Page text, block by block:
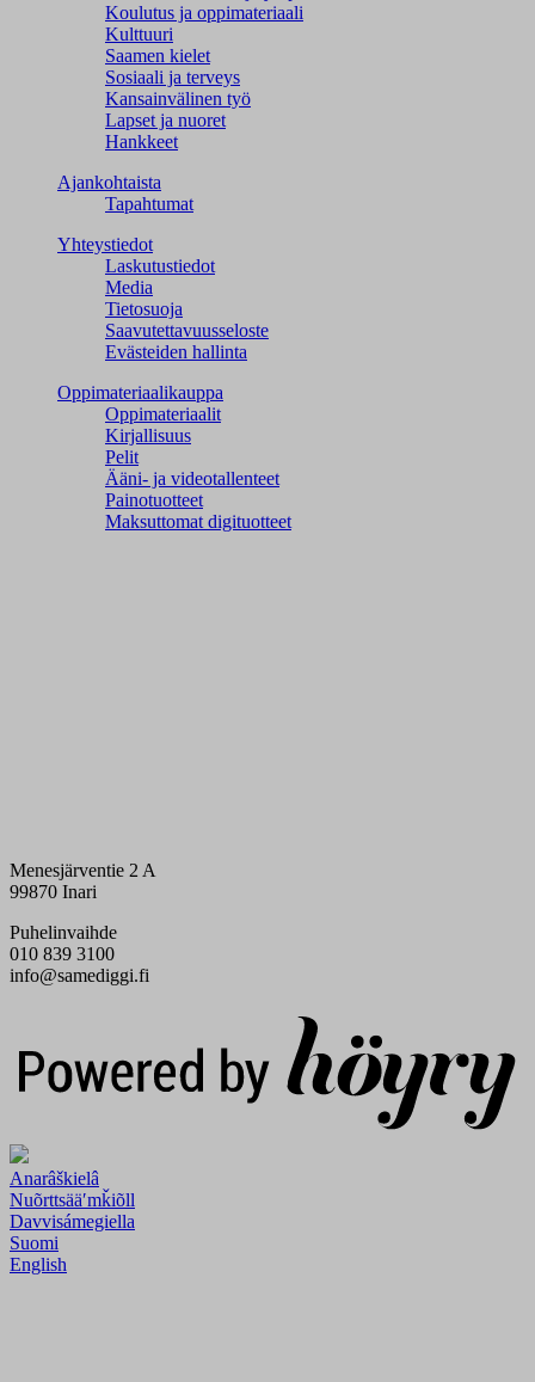
Koulutus ja oppimateriaali
Kulttuuri
Saamen kielet
Sosiaali ja terveys
Kansainvälinen työ
Lapset ja nuoret
Hankkeet
Ajankohtaista
Tapahtumat
Yhteystiedot
Laskutustiedot
Media
Tietosuoja
Saavutettavuusseloste
Evästeiden hallinta
Oppimateriaalikauppa
Oppimateriaalit
Kirjallisuus
Pelit
Ääni- ja videotallenteet
Painotuotteet
Maksuttomat digituotteet
Menesjärventie 2 A
99870 Inari
Puhelinvaihde
010 839 3100
info@samediggi.fi
Anarâškielâ
Nuõrttsääʹmǩiõll
Davvisámegiella
Suomi
English